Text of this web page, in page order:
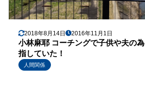
2018年8月14日 2016年11月1日
小林麻耶 コーチングで子供や夫の
指していた！
人間関係